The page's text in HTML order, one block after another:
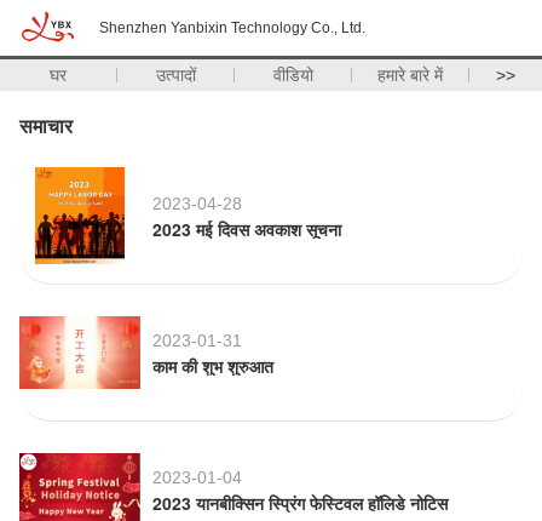
Shenzhen Yanbixin Technology Co., Ltd.
घर उत्पादों वीडियो हमारे बारे में >>
समाचार
2023-04-28
2023 मई दिवस अवकाश सूचना
2023-01-31
काम की शुभ शुरुआत
2023-01-04
2023 यानबीक्सिन स्प्रिंग फेस्टिवल हॉलिडे नोटिस